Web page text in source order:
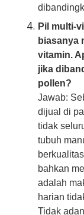
Pil multi-
biasanya
vitamin.
jika
pollen?
Jawab:
dijual di
tidak
tubuh
bahkan
adalah
harian
Tidak